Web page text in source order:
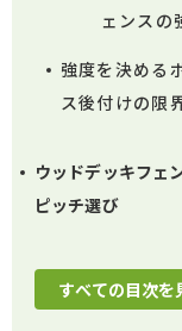
ェンスの
強度を決める
ス後付けの限
ウッドデッキフェ
ピッチ選び
すべての目次を